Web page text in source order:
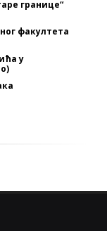
границе“
факултета
у